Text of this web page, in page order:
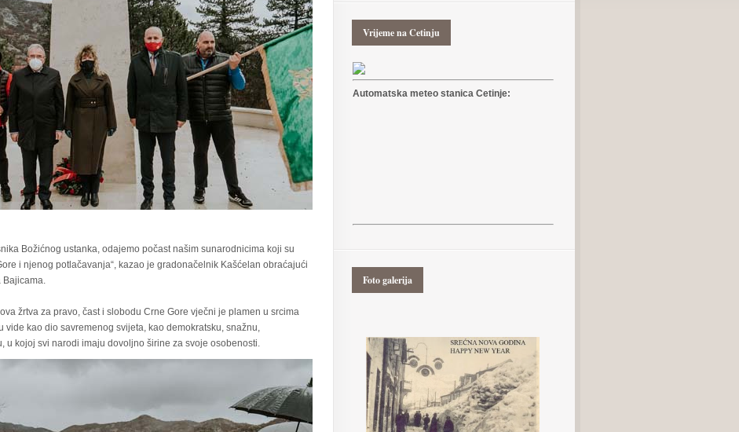
Božićnog ustanka, odajemo počast našim sunarodnicima koji su
i njenog potlačavanja“, kazao je gradonačelnik Kašćelan obraćajući
Bajicama.
žrtva za pravo, čast i slobodu Crne Gore vječni je plamen u srcima
vide kao dio savremenog svijeta, kao demokratsku, snažnu,
u kojoj svi narodi imaju dovoljno širine za svoje osobenosti.
Vrijeme na Cetinju
Automatska meteo stanica Cetinje:
Foto galerija